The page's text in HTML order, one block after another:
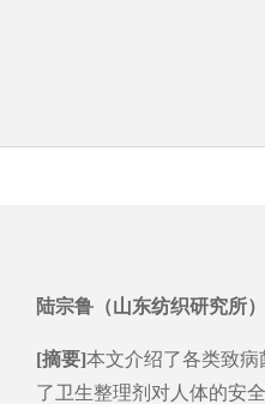
陆宗鲁（山东纺织研究所
[摘要]本文介绍了各类致
了卫生整理剂对人体的安